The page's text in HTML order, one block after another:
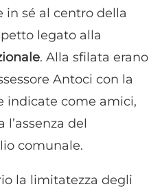
in sé al centro della
legato alla
. Alla sfilata erano
Antoci con la
indicate come amici,
del
comunale.
la limitatezza degli